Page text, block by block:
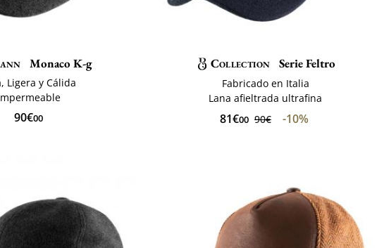
Monaco K-g
Ligera y Cálida
90€00
Collection Serie Feltro
Fabricado en Italia
Lana afieltrada ultrafina
81€00 90€ -10%